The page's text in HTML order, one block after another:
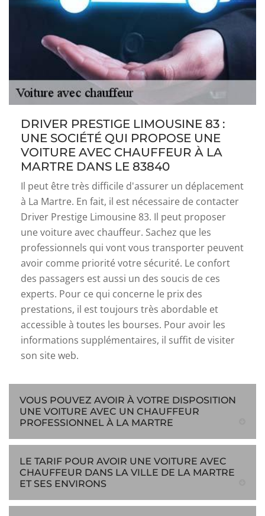
DRIVER PRESTIGE LIMOUSINE 83 :
UNE SOCIÉTÉ QUI PROPOSE UNE
VOITURE AVEC CHAUFFEUR À LA
MARTRE DANS LE 83840
Il peut être très difficile d'assurer un déplacement
à La Martre. En fait, il est nécessaire de contacter
Driver Prestige Limousine 83. Il peut proposer
une voiture avec chauffeur. Sachez que les
professionnels qui vont vous transporter peuvent
avoir comme priorité votre sécurité. Le confort
des passagers est aussi un des soucis de ces
experts. Pour ce qui concerne le prix des
prestations, il est toujours très abordable et
accessible à toutes les bourses. Pour avoir les
informations supplémentaires, il suffit de visiter
son site web.
VOUS POUVEZ AVOIR À VOTRE DISPOSITION
UNE VOITURE AVEC UN CHAUFFEUR
PROFESSIONNEL À LA MARTRE
LE TARIF POUR AVOIR UNE VOITURE AVEC
CHAUFFEUR DANS LA VILLE DE LA MARTRE
ET SES ENVIRONS